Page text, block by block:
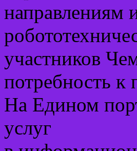
направлениям
участников
потребность
На Едином
услуг